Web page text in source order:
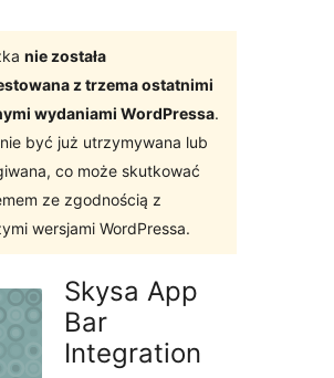
nie została
z trzema ostatnimi
wydaniami WordPressa.
być już utrzymywana lub
co może skutkować
ze zgodnością z
wersjami WordPressa.
Skysa App
Bar
Integration